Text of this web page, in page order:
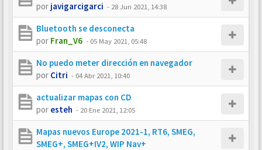
por javigarcigarci - 28 Jun 2021, 14:38
Bluetooth se desconecta
por Fran_V6 - 05 May 2021, 05:48
No puedo meter dirección en navegador
por Citri - 04 Abr 2021, 10:40
actualizar mapas con CD
por esteh - 20 Ene 2021, 12:05
Mapas nuevos Europe 2021-1, RT6, SMEG,
SMEG+, SMEG+IV2, WIP Nav+